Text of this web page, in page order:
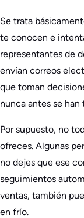
Se trata
te conocen e
representantes de
envían correos
que toman
nunca antes se
Por supuesto, no
ofreces. Algunas
no dejes que ese
seguimientos
ventas, también
en frío.